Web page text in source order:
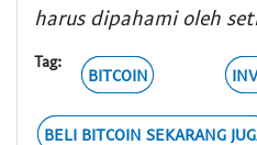
harus dipahami oleh
Tag:
BITCOIN
BELI BITCOIN SEKARANG